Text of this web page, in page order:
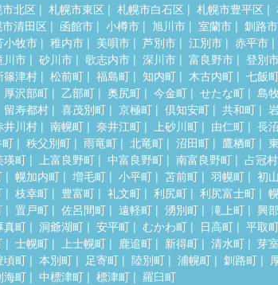
北区 札幌市東区 札幌市白石区 札幌市豊平区
清田区 函館市 小樽市 旭川市 室蘭市
釧路市
小牧市 稚内市 美唄市 芦別市 江別市
赤平市
川市 砂川市 歌志内市 深川市 富良野市
登別
篠津村 松前町 福島町 知内町 木古内町
七飯
厚沢部町 乙部町 奥尻町 今金町 せたな町
島
留寿都村 喜茂別町 京極町 倶知安町 共和町
井川村 南幌町 奈井江町 上砂川町 由仁町
長
秩父別町 雨竜町 北竜町 沼田町 鷹栖町
瑛町 上富良野町 中富良野町 南富良野町
占冠村
幌加内町 増毛町 小平町 苫前町 羽幌町
初
枝幸町 豊富町 礼文町 利尻町 利尻富士町
置戸町 佐呂間町 遠軽町 湧別町 滝上町
興
真町 洞爺湖町 安平町 むかわ町 日高町
平取
士幌町 上士幌町 鹿追町 新得町 清水町
芽
頃町 本別町 足寄町 陸別町 浦幌町 釧路町
海町 中標津町 標津町 羅臼町